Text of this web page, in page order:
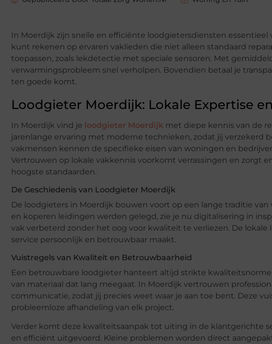
In Moerdijk zijn snelle en efficiënte loodgietersdiensten
kunt rekenen op ervaren vaklieden die niet alleen standaard
toepassen, zoals lekdetectie met speciale sensoren. Met
verwarmingsprobleem snel verholpen. Bovendien betaal je
ten goede komt.
Loodgieter Moerdijk: Lokale Expertise
In Moerdijk vind je loodgieter Moerdijk met diepe kennis van de
jarenlange ervaring met moderne technieken, zodat jij verzekerd
vakmensen kennen de specifieke eisen van woningen en
Vertrouwen op lokale vakkennis voorkomt verrassingen en zorgt
hoogste standaarden.
De Geschiedenis van Loodgieter Moerdijk
De loodgieters in Moerdijk bouwen voort op een lange traditie
en koperen leidingen werden gelegd, zie je nu digitalisering in
vak verbeterd zonder het oog voor kwaliteit te verliezen. De
service persoonlijk en betrouwbaar maakt.
Vuistregels van Kwaliteit en Betrouwbaarheid
Een betrouwbare loodgieter hanteert altijd strikte
van materiaal dat lang meegaat. In Moerdijk vertrouwen
communicatie, zodat jij precies weet waar je aan toe bent. Deze
probleemloze afhandeling van elk project.
Verder komt deze kwaliteitsaanpak tot uiting in de klantgerichte
en efficiënt uitgevoerd. Kleine problemen worden direct